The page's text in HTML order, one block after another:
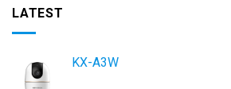
LATEST
KX-A3W